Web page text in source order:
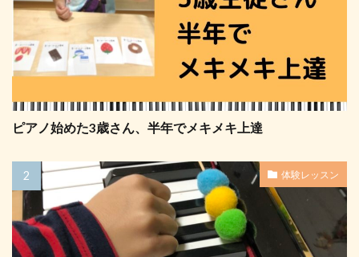
ピアノ始めた3歳さん、半年でメキメキ上達
体験レッスン